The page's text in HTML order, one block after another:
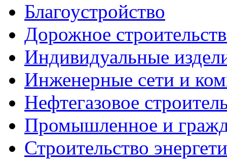
Благоустройство
Дорожное
Индивидуальные
Инженерные сети и
Нефтегазовое
Промышленное и
Строительство